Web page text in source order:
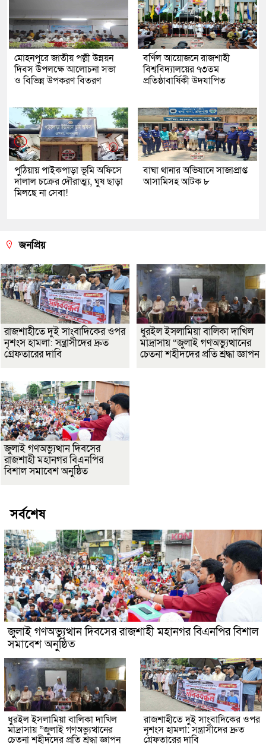
মোহনপুরে জাতীয় পল্লী উন্নয়ন
দিবস উপলক্ষে আলোচনা সভা
ও বিভিন্ন উপকরণ বিতরণ
বর্ণিল আয়োজনে রাজশাহী
বিশ্ববিদ্যালয়ের ৭৩তম
প্রতিষ্ঠাবার্ষিকী উদযাপিত
পুঠিয়ায় পাইকপাড়া ভূমি অফিসে
দালাল চক্রের দৌরাত্ম্য, ঘুষ ছাড়া
মিলছে না সেবা!
বাঘা থানার অভিযানে সাজাপ্রাপ্ত
আসামিসহ আটক ৮
জনপ্রিয়
রাজশাহীতে দুই সাংবাদিকের ওপর
নৃশংস হামলা: সন্ত্রাসীদের দ্রুত
গ্রেফতারের দাবি
ধুরইল ইসলামিয়া বালিকা দাখিল
মাদ্রাসায় “জুলাই গণঅভ্যুত্থানের
চেতনা শহীদদের প্রতি শ্রদ্ধা জ্ঞাপন
জুলাই গণঅভ্যুত্থান দিবসের
রাজশাহী মহানগর বিএনপির
বিশাল সমাবেশ অনুষ্ঠিত
সর্বশেষ
জুলাই গণঅভ্যুত্থান দিবসের রাজশাহী মহানগর বিএনপির বিশাল
সমাবেশ অনুষ্ঠিত
ধুরইল ইসলামিয়া বালিকা দাখিল
মাদ্রাসায় “জুলাই গণঅভ্যুত্থানের
চেতনা শহীদদের প্রতি শ্রদ্ধা জ্ঞাপন
রাজশাহীতে দুই সাংবাদিকের ওপর
নৃশংস হামলা: সন্ত্রাসীদের দ্রুত
গ্রেফতারের দাবি